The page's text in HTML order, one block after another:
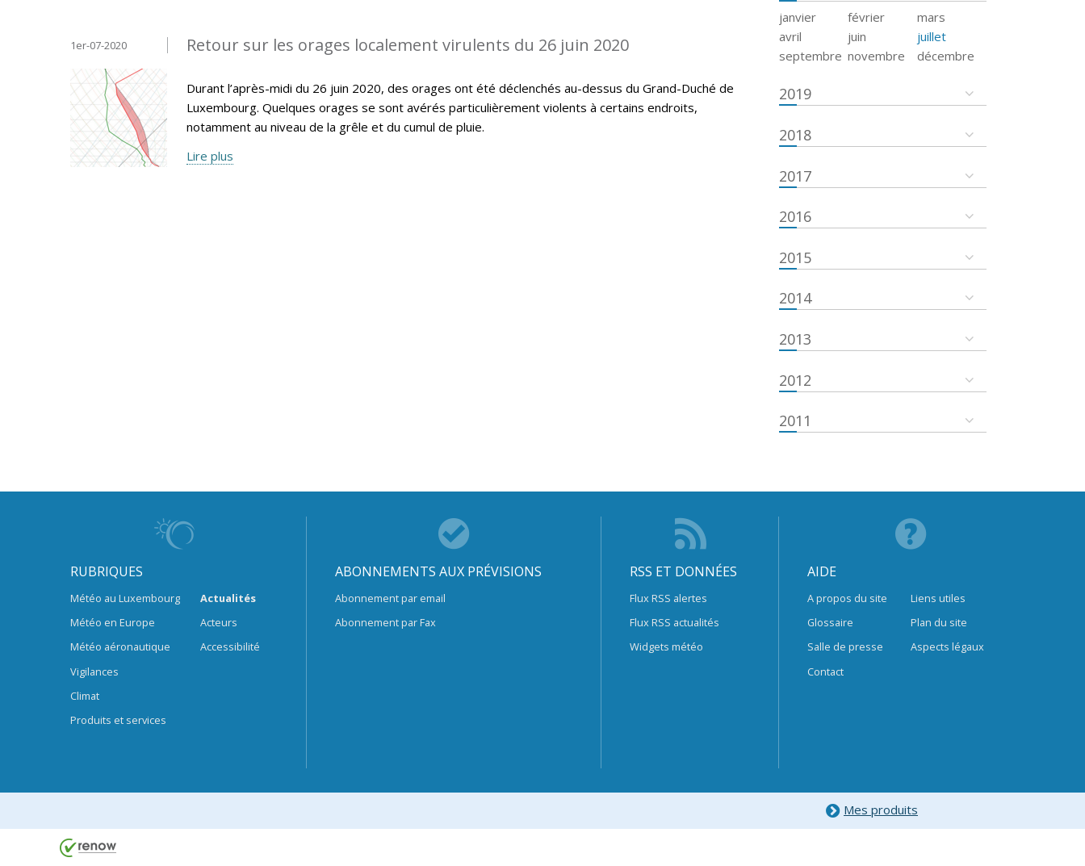
Retour sur les orages localement virulents du 26 juin 2020
1er-07-2020
Durant l’après-midi du 26 juin 2020, des orages ont été déclenchés au-dessus du Grand-Duché de
Luxembourg. Quelques orages se sont avérés particulièrement violents à certains endroits,
notamment au niveau de la grêle et du cumul de pluie.
Lire plus
janvier février
mars
avril
juin
juillet
septembre novembre décembre
2019
2018
2017
2016
2015
2014
2013
2012
2011
RUBRIQUES
Météo au Luxembourg
Météo en Europe
Météo aéronautique
Vigilances
Climat
Produits et services
Actualités
Acteurs
Accessibilité
ABONNEMENTS AUX PRÉVISIONS
Abonnement par email
Abonnement par Fax
RSS ET DONNÉES
Flux RSS alertes
Flux RSS actualités
Widgets météo
AIDE
A propos du site
Glossaire
Salle de presse
Contact
Liens utiles
Plan du site
Aspects légaux
Mes produits